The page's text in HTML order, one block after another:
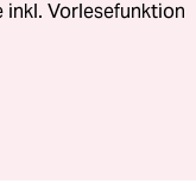
Vorlesefunktion